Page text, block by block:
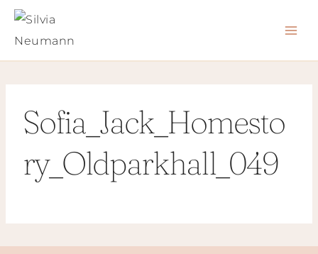
Zum
Sofia_Jack_Homesto
ry_Oldparkhall_049